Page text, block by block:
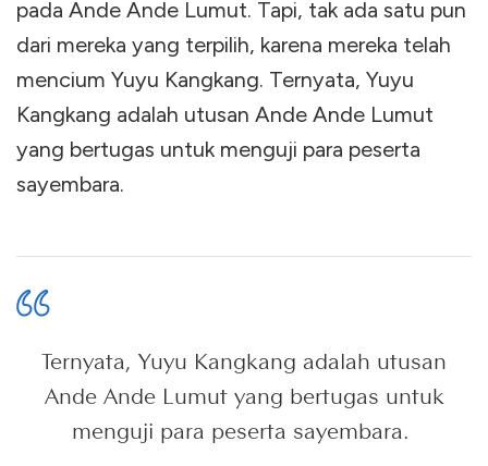
pada Ande Ande Lumut. Tapi, tak ada satu pun
dari mereka yang terpilih, karena mereka telah
mencium Yuyu Kangkang. Ternyata, Yuyu
Kangkang adalah utusan Ande Ande Lumut
yang bertugas untuk menguji para peserta
sayembara.
Ternyata, Yuyu Kangkang adalah utusan
Ande Ande Lumut yang bertugas untuk
menguji para peserta sayembara.